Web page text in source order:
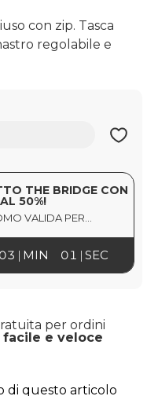
con zip. Tasca
regolabile e
THE BRIDGE CON
50%!
VALIDA PER...
03 00
MIN SEC
per ordini
facile e veloce
di questo articolo